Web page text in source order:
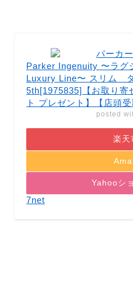
パーカ
Parker Ingenuity 〜ラグ
Luxury Line〜 スリム
5th[1975835]【お取り寄
ト プレゼント】【店頭受
posted
楽天
Yahooシ
7net